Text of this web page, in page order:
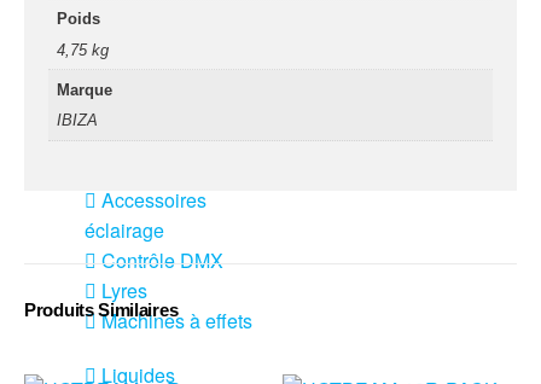
VENTE SONO ET
ÉCLAIRAGE
Accessoires
éclairage
Contrôle DMX
Lyres
Machines à effets
Liquides
Poids
4,75 kg
Marque
IBIZA
Produits Similaires